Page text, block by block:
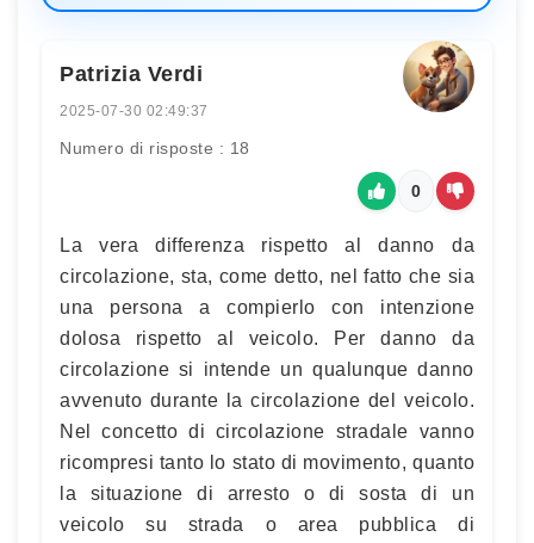
Patrizia Verdi
2025-07-30 02:49:37
Numero di risposte : 18
0
La vera differenza rispetto al danno da
circolazione, sta, come detto, nel fatto che sia
una persona a compierlo con intenzione
dolosa rispetto al veicolo. Per danno da
circolazione si intende un qualunque danno
avvenuto durante la circolazione del veicolo.
Nel concetto di circolazione stradale vanno
ricompresi tanto lo stato di movimento, quanto
la situazione di arresto o di sosta di un
veicolo su strada o area pubblica di